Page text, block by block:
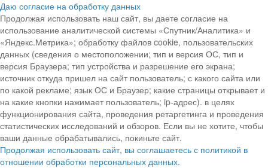
Даю согласие на обработку данных
Продолжая использовать наш сайт, вы даете согласие на
использование аналитической системы «Спутник/Аналитика» и
«Яндекс.Метрика»; обработку файлов cookie, пользовательских
данных (сведения о местоположении; тип и версия ОС, тип и
версия Браузера; тип устройства и разрешение его экрана;
источник откуда пришел на сайт пользователь; с какого сайта или
по какой рекламе; язык ОС и Браузер; какие страницы открывает и
на какие кнопки нажимает пользователь; ip-адрес). в целях
функционирования сайта, проведения ретаргетинга и проведения
статистических исследований и обзоров. Если вы не хотите, чтобы
ваши данные обрабатывались, покиньте сайт.
Продолжая использовать сайт, вы соглашаетесь с политикой в
отношении обработки персональных данных.